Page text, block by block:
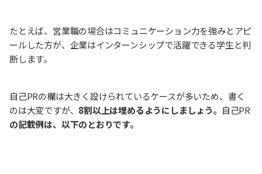
たとえば、営業職の場合はコミュニケーション力を強みとアピ
ールした方が、企業はインターンシップで活躍できる学生と判
断します。
自己PRの欄は大きく設けられているケースが多いため、書く
のは大変ですが、 8割以上は埋めるようにしましょう。 自己PR
の記載例は、以下のとおりです。